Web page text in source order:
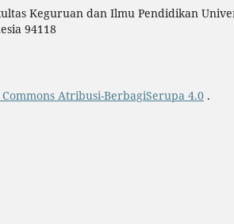
Keguruan dan Ilmu Pendidikan
94118
Atribusi-BerbagiSerupa 4.0 .